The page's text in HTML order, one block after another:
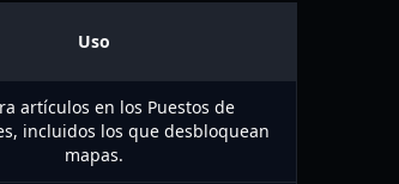
Uso
artículos en los Puestos de
incluidos los que desbloquean
mapas.